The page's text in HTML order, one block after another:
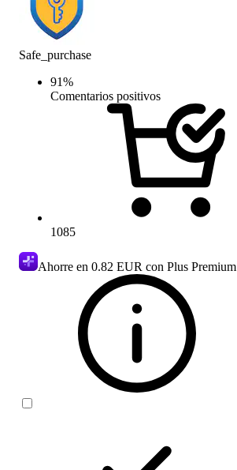
Safe_purchase
91%
Comentarios positivos
1085
Ahorre en 0.82 EUR con Plus Premium